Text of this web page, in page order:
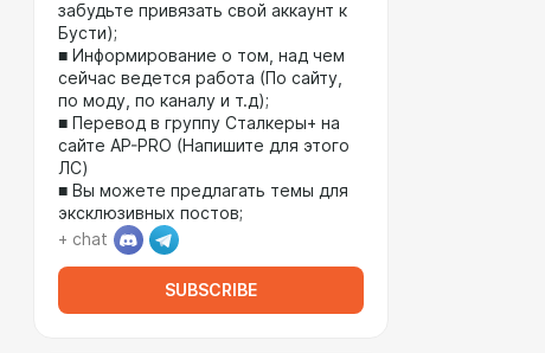
забудьте привязать свой аккаунт к
Бусти);
■ Информирование о том, над чем
сейчас ведется работа (По сайту,
по моду, по каналу и т.д);
■ Перевод в группу Сталкеры+ на
сайте AP-PRO (Напишите для этого
ЛС)
■ Вы можете предлагать темы для
эксклюзивных постов;
+ chat
SUBSCRIBE